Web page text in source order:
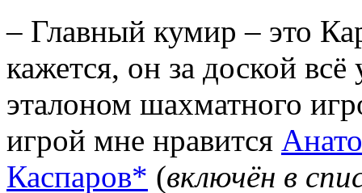
– Главный кумир – это
кажется, он за доской
эталоном шахматного
игрой мне нравится
Каспаров* (включён в